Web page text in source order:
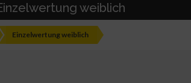
weiblich
Einzelwertung weiblich